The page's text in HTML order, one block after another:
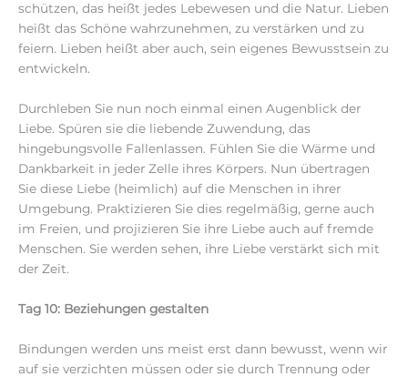
schützen, das heißt jedes Lebewesen und die Natur. Lieben
heißt das Schöne wahrzunehmen, zu verstärken und zu
feiern. Lieben heißt aber auch, sein eigenes Bewusstsein zu
entwickeln.
Durchleben Sie nun noch einmal einen Augenblick der
Liebe. Spüren sie die liebende Zuwendung, das
hingebungsvolle Fallenlassen. Fühlen Sie die Wärme und
Dankbarkeit in jeder Zelle ihres Körpers. Nun übertragen
Sie diese Liebe (heimlich) auf die Menschen in ihrer
Umgebung. Praktizieren Sie dies regelmäßig, gerne auch
im Freien, und projizieren Sie ihre Liebe auch auf fremde
Menschen. Sie werden sehen, ihre Liebe verstärkt sich mit
der Zeit.
Tag 10: Beziehungen gestalten
Bindungen werden uns meist erst dann bewusst, wenn wir
auf sie verzichten müssen oder sie durch Trennung oder